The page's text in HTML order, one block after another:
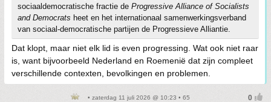
sociaaldemocratische fractie de Progressive Alliance of Socialists
and Democrats heet en het internationaal samenwerkingsverband
van sociaal-democratische partijen de Progressieve Alliantie.
Dat klopt, maar niet elk lid is even progressing. Wat ook niet raar
is, want bijvoorbeeld Nederland en Roemenië dat zijn compleet
verschillende contexten, bevolkingen en problemen.
• zaterdag 11 juli 2026 @ 10:23 • 65